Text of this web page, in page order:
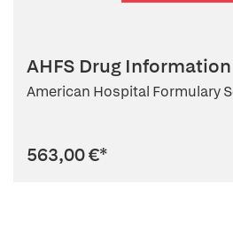
AHFS Drug
American Hospital Formulary
563,00 €*